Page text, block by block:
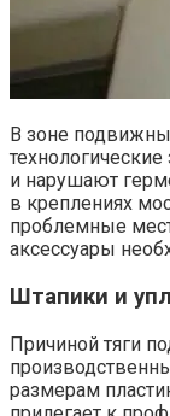
В зоне
и нарушают
в креплениях
проблемные
аксессуары
Штапики и
Причиной тяги
размерам